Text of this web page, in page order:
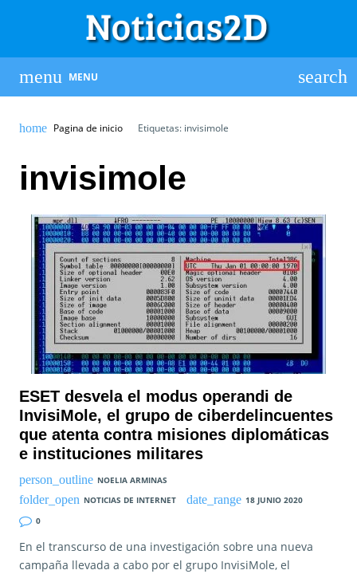
MENU
Pagina de inicio Etiquetas: invisimole
invisimole
ESET desvela el modus operandi de
InvisiMole, el grupo de ciberdelincuentes
que atenta contra misiones diplomáticas
e instituciones militares
NOELIA ARMINAS
NOTICIAS DE INTERNET
18 JUNIO 2020
0
En el transcurso de una investigación sobre una nueva
campaña llevada a cabo por el grupo InvisiMole, el